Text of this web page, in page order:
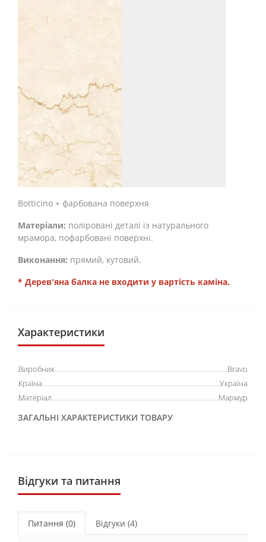
Botticino + фарбована поверхня
Матеріали: поліровані деталі із натурального
мрамора, пофарбовані поверхні.
Виконання: прямий, кутовий.
* Дерев'яна балка не входити у вартість каміна.
Характеристики
ЗАГАЛЬНІ ХАРАКТЕРИСТИКИ ТОВАРУ
Виробник
Bravo
Країна
Україна
Матеріал
Мармур
Відгуки та питання
Питання (0) Відгуки (4)